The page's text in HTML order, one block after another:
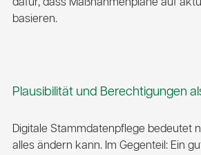
basieren.
Plausibilität und Berechtigungen
Digitale Stammdatenpflege bedeutet
alles ändern kann. Im Gegenteil: Ein